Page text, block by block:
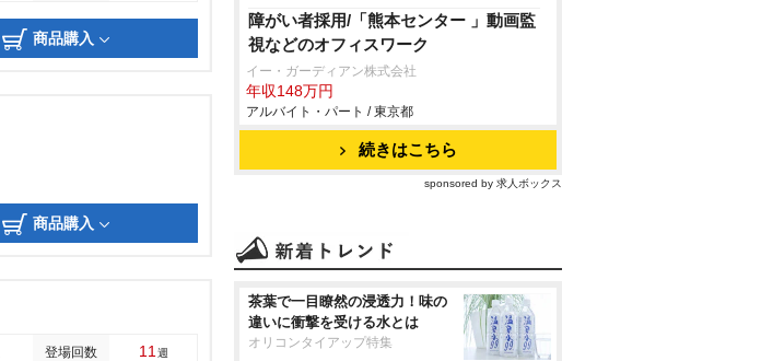
商品購入
商品購入
登場回数 11 週
障がい者採用/「熊本センター 」動画監
視などのオフィスワーク
イー・ガーディアン株式会社
年収148万円
アルバイト・パート / 東京都
続きはこちら
sponsored by 求人ボックス
茶葉で一目瞭然の浸透力！味の
違いに衝撃を受ける水とは
オリコンタイアップ特集